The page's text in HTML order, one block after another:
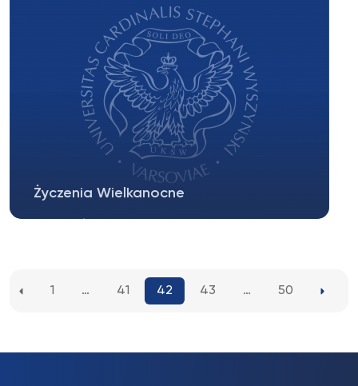
Życzenia Wielkanocne
1 … 41 42 43 … 50